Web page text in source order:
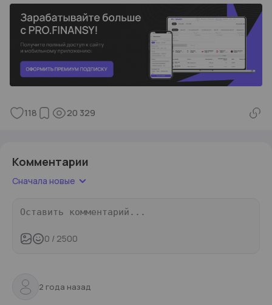
118 20 329
Комментарии
Сначала новые
0 / 2500
2 года назад